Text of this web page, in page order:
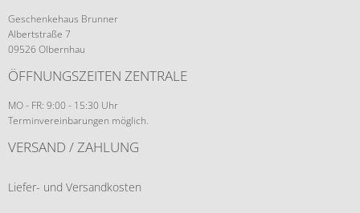
Geschenkehaus Brunner
Albertstraße 7
09526 Olbernhau
ÖFFNUNGSZEITEN ZENTRALE
MO - FR: 9:00 - 15:30 Uhr
Terminvereinbarungen möglich.
VERSAND / ZAHLUNG
Liefer- und Versandkosten